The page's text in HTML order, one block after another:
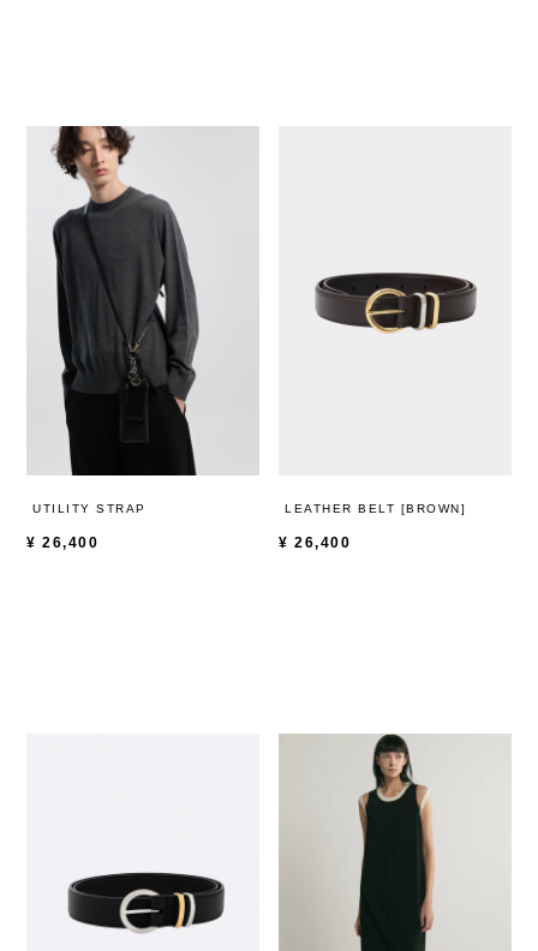
UTILITY STRAP
¥ 26,400
LEATHER BELT [BROWN]
¥ 26,400